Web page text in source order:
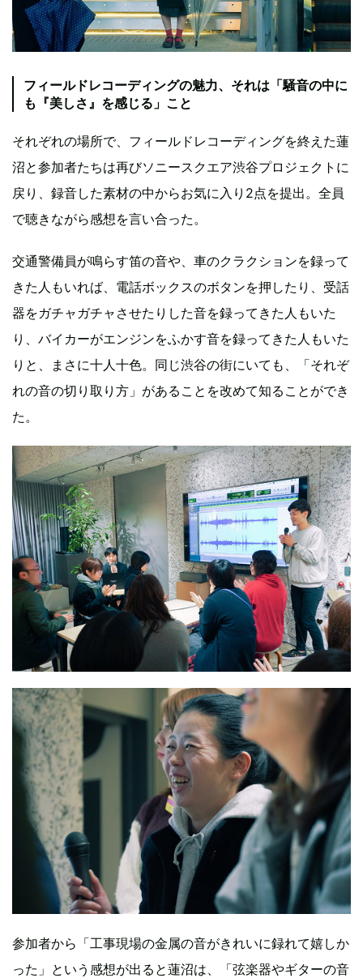
フィールドレコーディングの魅力、それは「騒音の中に
も『美しさ』を感じる」こと
それぞれの場所で、フィールドレコーディングを終えた蓮
沼と参加者たちは再びソニースクエア渋谷プロジェクトに
戻り、録音した素材の中からお気に入り2点を提出。全員
で聴きながら感想を言い合った。
交通警備員が鳴らす笛の音や、車のクラクションを録って
きた人もいれば、電話ボックスのボタンを押したり、受話
器をガチャガチャさせたりした音を録ってきた人もいた
り、バイカーがエンジンをふかす音を録ってきた人もいた
りと、まさに十人十色。同じ渋谷の街にいても、「それぞ
れの音の切り取り方」があることを改めて知ることができ
た。
参加者から「工事現場の金属の音がきれいに録れて嬉しか
った」という感想が出ると蓮沼は、「弦楽器やギターの音